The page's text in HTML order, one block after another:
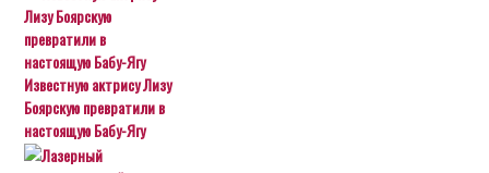
Известную актрису Лизу
Боярскую превратили в
настоящую Бабу-Ягу